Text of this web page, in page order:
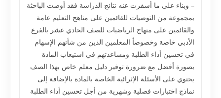
– وبناء على ما أسفرت عنه نتائج الدراسة فقد أوصت الباحثة
بمجموعة من التوصيات للقائمين على مناهج التعليم عامة
والقائمين على منهاج الرياضيات للصف الحادي عشر بالفرع
الأدبي خاصة وخصوصاً المعلمين الذين من شأنهم الإسهام
في تحسين أداء الطلبة ومساعدتهم في استيعاب المادة
بصورة أفضل مع ضرورة توفير دليل معلم خاص بهذا الصف
يحتوي على الأسئلة الإثرائية الخاصة بالمادة بالإضافة إلى
نماذج اختبارات فصلية وشهرية من أجل تحسين أداء الطلبة